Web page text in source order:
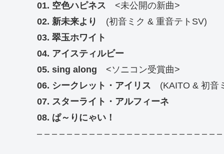
01. 空色ハピネス <未公開の新曲>
02. 新未来より (初音ミク & 重音テトSV)
03. 翠玉ホワイト
04. アイスティルビー
05. sing along <ソニコン受賞曲>
06. シークレット・アイリス (KAITO & 初音
07. スターライト・アルフィーネ
08. ぱ～りにゃい！
– – – – – – – – – – – – – – – – – – – – – – – –